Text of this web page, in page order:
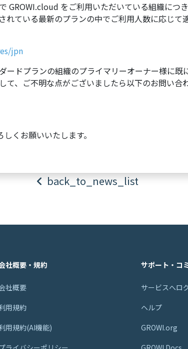
GROWI.cloud をご利用いただいている組織につ
れている最新のプランの中でご利用人数に応じて
jpn
ードプランの組織のプライマリーオーナー様に既
て、ご不明な点がございましたら以下のお問い合
くお願いいたします。
back_to_news_list
社概要・規約
社概要
用規約
用規約(AI機能)
サポート・コ
サービスへロ
ヘルプ
GROWI.org